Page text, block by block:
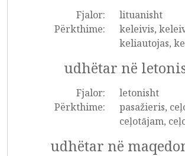
Fjalor:
lituanisht
Përkthime:
keleivis,
keliautojas,
udhëtar në
Fjalor:
letonisht
Përkthime:
pasažieris,
ceļotājam,
udhëtar në